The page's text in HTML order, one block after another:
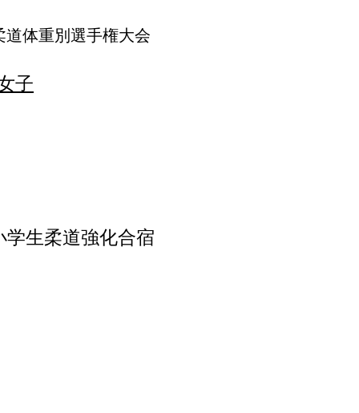
体重別選手権大会
子
生柔道強化合宿